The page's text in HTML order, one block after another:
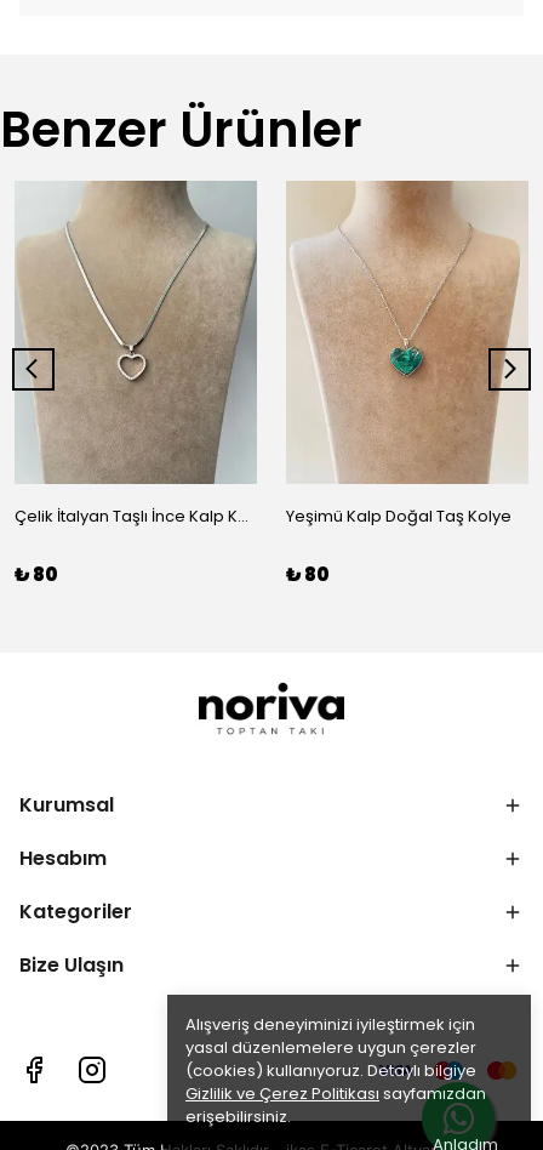
Alışveriş deneyiminizi iyileştirmek için
yasal düzenlemelere uygun çerezler
(cookies) kullanıyoruz. Detaylı bilgiye
Gizlilik ve Çerez Politikası sayfamızdan
erişebilirsiniz.
Anladım
Benzer Ürünler
Çelik İtalyan Taşlı İnce Kalp Kolye
₺ 80
Yeşimü Kalp Doğal Taş Kolye
₺ 80
Kurumsal
Hesabım
Kategoriler
Bize Ulaşın